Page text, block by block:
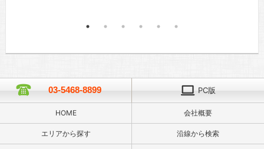
03-5468-8899 PC版
HOME 会社概要
エリアから探す 沿線から検索